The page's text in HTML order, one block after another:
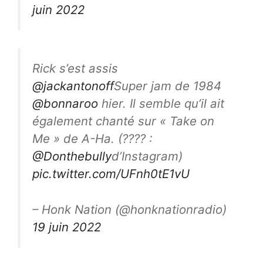
juin 2022
Rick s’est assis
@jackantonoffSuper jam de 1984
@bonnaroo hier. Il semble qu’il ait
également chanté sur « Take on
Me » de A-Ha. (???? :
@Donthebullyd’Instagram)
pic.twitter.com/UFnh0tE1vU
– Honk Nation (@honknationradio)
19 juin 2022